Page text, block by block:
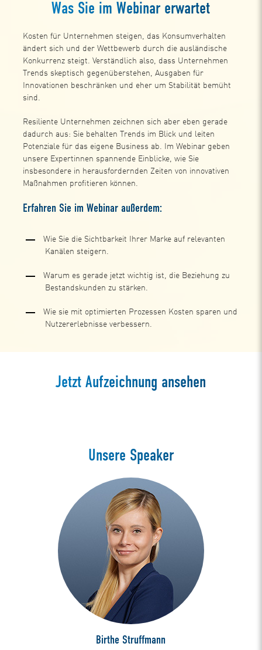
Was Sie im Webinar erwartet
Kosten für Unternehmen steigen, das Konsumverhalten
ändert sich und der Wettbewerb durch die ausländische
Konkurrenz steigt. Verständlich also, dass Unternehmen
Trends skeptisch gegenüberstehen, Ausgaben für
Innovationen beschränken und eher um Stabilität bemüht
sind.
Resiliente Unternehmen zeichnen sich aber eben gerade
dadurch aus: Sie behalten Trends im Blick und leiten
Potenziale für das eigene Business ab. Im Webinar geben
unsere Expertinnen spannende Einblicke, wie Sie
insbesondere in herausfordernden Zeiten von innovativen
Maßnahmen profitieren können.
Erfahren Sie im Webinar außerdem:
Wie Sie die Sichtbarkeit Ihrer Marke auf relevanten
Kanälen steigern.
Warum es gerade jetzt wichtig ist, die Beziehung zu
Bestandskunden zu stärken.
Wie sie mit optimierten Prozessen Kosten sparen und
Nutzererlebnisse verbessern.
Jetzt Aufzeichnung ansehen
Unsere Speaker
Birthe Struffmann